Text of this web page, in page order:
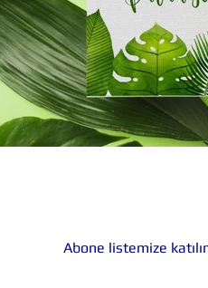
Abone listemize